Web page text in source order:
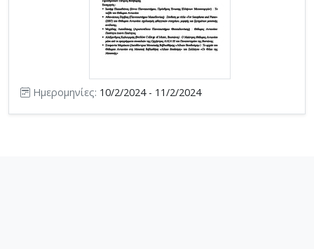
Ημερομηνίες: 10/2/2024 - 11/2/2024